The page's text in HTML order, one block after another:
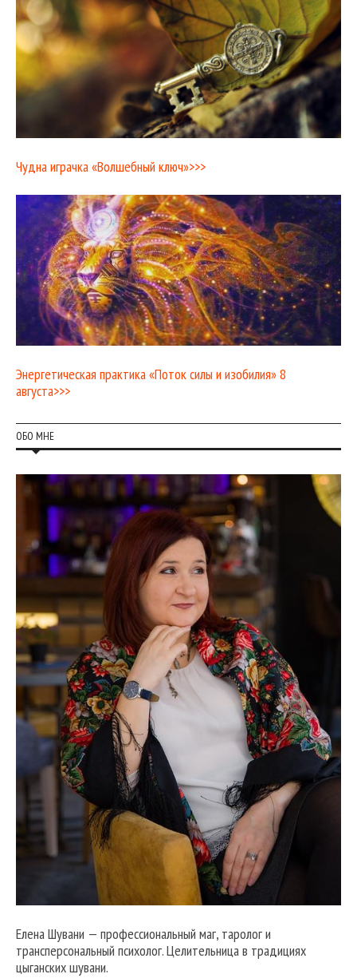
Чудна играчка «Волшебный ключ»>>>
Энергетическая практика «Поток силы и изобилия» 8
августа>>>
ОБО МНЕ
Елена Шувани — профессиональный маг, таролог и
трансперсональный психолог. Целительница в традициях
цыганских шувани.